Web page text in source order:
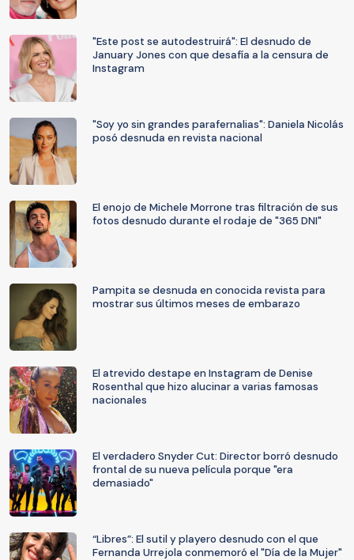
"Este post se autodestruirá": El desnudo de
January Jones con que desafía a la censura de
Instagram
"Soy yo sin grandes parafernalias": Daniela Nicolás
posó desnuda en revista nacional
El enojo de Michele Morrone tras filtración de sus
fotos desnudo durante el rodaje de "365 DNI"
Pampita se desnuda en conocida revista para
mostrar sus últimos meses de embarazo
El atrevido destape en Instagram de Denise
Rosenthal que hizo alucinar a varias famosas
nacionales
El verdadero Snyder Cut: Director borró desnudo
frontal de su nueva película porque "era
demasiado"
“Libres”: El sutil y playero desnudo con el que
Fernanda Urrejola conmemoró el "Día de la Mujer"